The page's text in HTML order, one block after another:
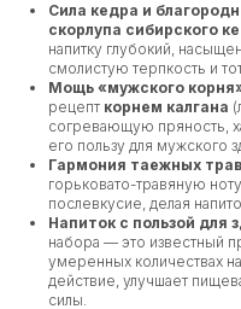
Сила кедра и
скорлупа сибирского
напитку глубокий,
смолистую терпкость и
Мощь «мужского
рецепт корнем калгана
согревающую пряность,
его пользу для мужского
Гармония таежных
горьковато-травяную
послевкусие, делая
Напиток с пользой для
набора — это известный
умеренных количествах
действие, улучшает
силы.